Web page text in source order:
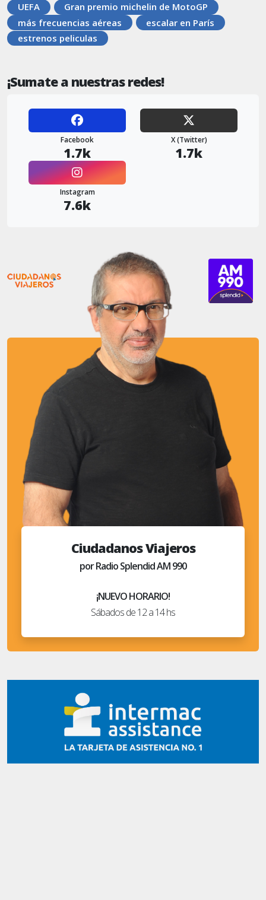
UEFA
Gran premio michelin de MotoGP
más frecuencias aéreas
escalar en París
estrenos peliculas
¡Sumate a nuestras redes!
Facebook
1.7k
X (Twitter)
1.7k
Instagram
7.6k
Ciudadanos Viajeros
por Radio Splendid AM 990
¡NUEVO HORARIO!
Sábados de 12 a 14 hs